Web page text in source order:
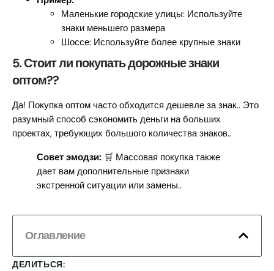
Маленькие городские улицы: Используйте
знаки меньшего размера
Шоссе: Используйте более крупные знаки
5. Стоит ли покупать дорожные знаки
оптом??
Да! Покупка оптом часто обходится дешевле за знак.. Это
разумный способ сэкономить деньги на больших
проектах, требующих большого количества знаков..
Совет эмодзи: 🛒 Массовая покупка также
дает вам дополнительные признаки
экстренной ситуации или замены..
Оглавление
ДЕЛИТЬСЯ: